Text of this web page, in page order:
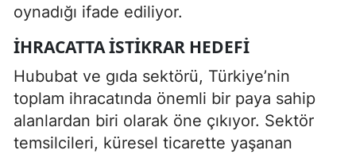
oynadığı ifade ediliyor.
İHRACATTA ISTIKRAR HEDEFI
Hububat ve gıda sektörü, Türkiye’nin
toplam ihracatında önemli bir paya sahip
alanlardan biri olarak öne çıkıyor. Sektör
temsilcileri, küresel ticarette yaşanan